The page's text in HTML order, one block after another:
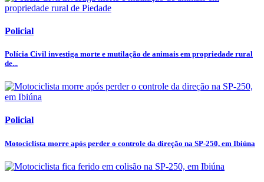
Policial
Polícia Civil investiga morte e mutilação de animais em propriedade rural
de...
Policial
Motociclista morre após perder o controle da direção na SP-250, em Ibiúna